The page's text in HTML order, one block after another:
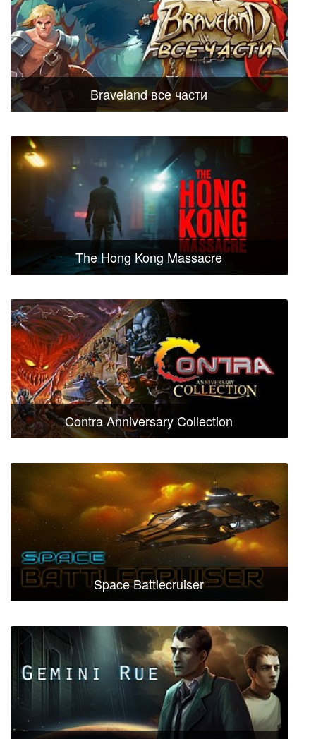
Braveland все части
The Hong Kong Massacre
Contra Anniversary Collection
Space Battlecruiser